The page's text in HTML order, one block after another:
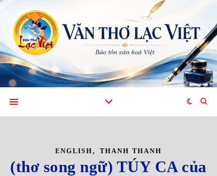
ENGLISH , THANH THANH
(thơ song ngữ) TÚY CA của